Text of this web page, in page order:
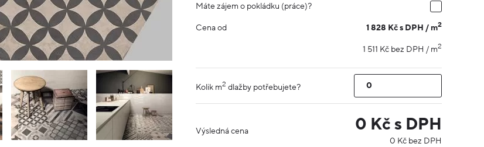
Máte zájem o pokládku (práce)?
Cena od
1 828 Kč s DPH / m2
1 511 Kč bez DPH / m2
Kolik m2 dlažby potřebujete?
Výsledná cena 0 Kč s DPH
0 Kč bez DPH